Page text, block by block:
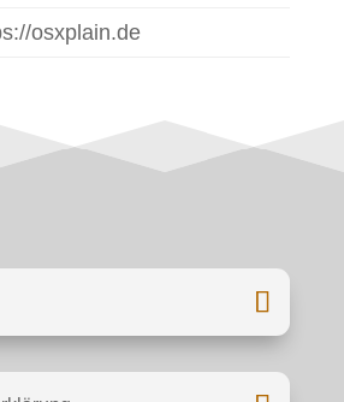
osxplain.de